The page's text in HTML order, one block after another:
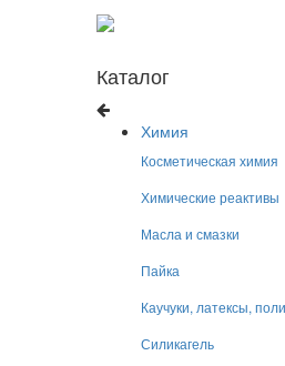
Каталог
Химия
Косметическая химия
Химические реактивы
Масла и смазки
Пайка
Каучуки, латексы,
Силикагель